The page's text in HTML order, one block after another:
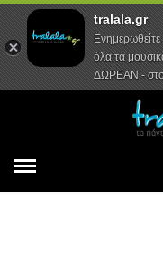
Αρχική
tralala.gr
όλα τα
ΔΩΡΕΑΝ -